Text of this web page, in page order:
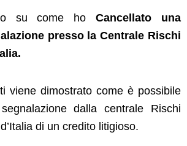
su come hoCancellato una
presso la Centrale Rischi
viene dimostrato come è possibile
dalla centrale Rischi
di un credito litigioso.